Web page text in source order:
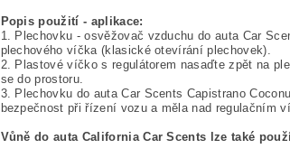
Popis použití - aplikace:
1. Plechovku - osvěžovač vzduchu do auta Car
plechového víčka (klasické otevírání plechovek).
2. Plastové víčko s regulátorem nasaďte zpět na
se do prostoru.
3. Plechovku do auta Car Scents Capistrano
bezpečnost při řízení vozu a měla nad regulačním
Vůně do auta California Car Scents lze také